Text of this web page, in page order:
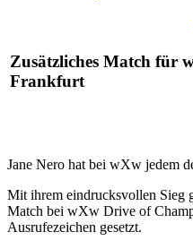
Zusätzliches Match für
Frankfurt
Jane Nero hat bei wXw jedem
Mit ihrem eindrucksvollen Sieg
Match bei wXw Drive of
Ausrufezeichen gesetzt.